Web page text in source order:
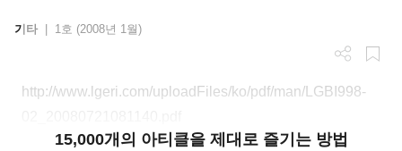
기타 1호 (2008년 1월)
http://www.lgeri.com/uploadFiles/ko/pdf/man/LGBI998-
15,000개의 아티클을 제대로 즐기는 방법